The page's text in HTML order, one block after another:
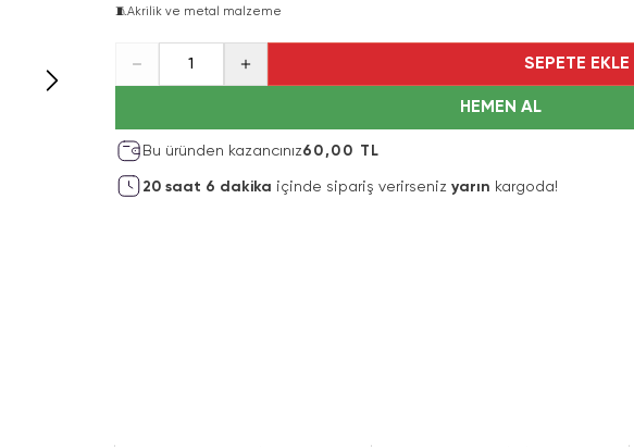
🧵Akrilik ve metal malzeme
1 SEPETE EKLE
HEMEN AL
Bu üründen kazancınız60,00 TL
20saat 6 dakika içinde sipariş verirseniz yarın kargoda!